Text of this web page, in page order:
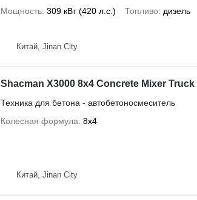
Мощность 309 кВт (420 л.с.) Топливо дизель
Китай, Jinan City
Shacman X3000 8x4 Concrete Mixer Truck
Техника для бетона - автобетоносмеситель
Колесная формула 8x4
Китай, Jinan City